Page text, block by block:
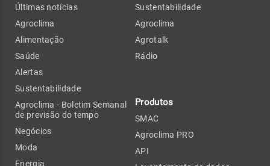
Últimas notícias
Agroclima
Alimentação
Saúde
Alertas
Sustentabilidade
Agroclima - Boletim Semanal
de previsão do tempo
Negócios
Moda
Energia
Sustentabilidade
Agroclima
Agrotalk
Rádio
Produtos
SMAC
Agroclima PRO
API